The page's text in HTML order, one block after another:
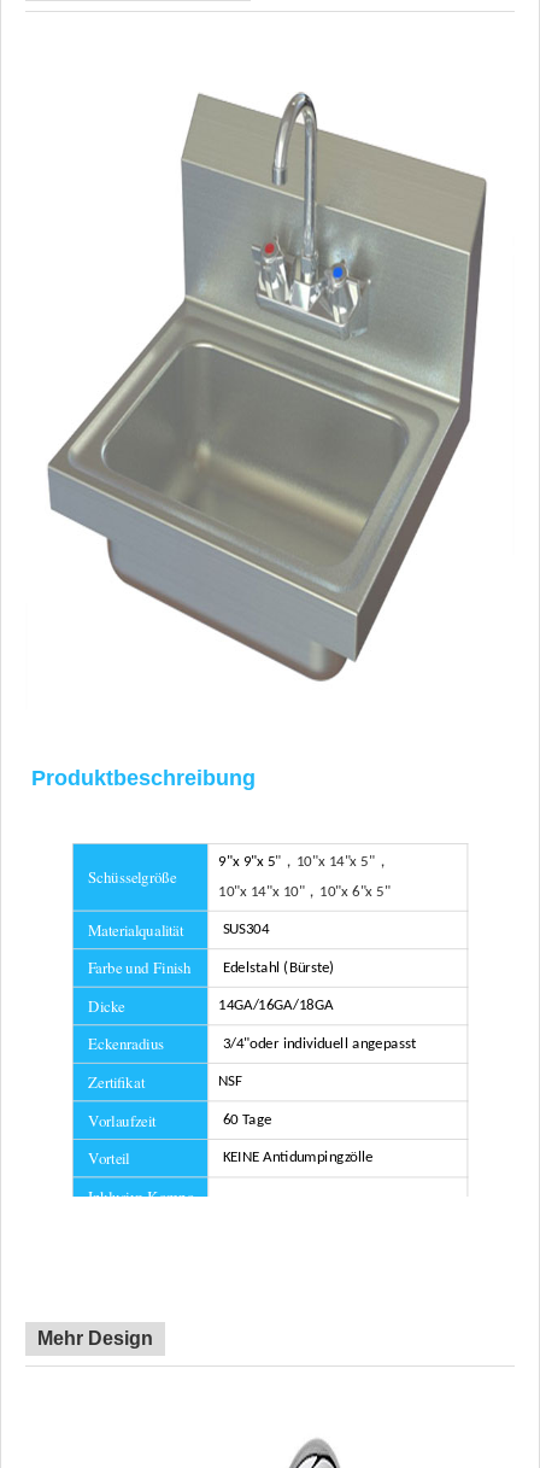
Produktbeschreibung
Schüsselgröße
9"x 9"x 5"， 10"x 14"x 5"，
10"x 14"x 10"， 10"x 6"x 5"
Materialqualität SUS304
Farbe und Finish Edelstahl (Bürste)
Dicke 14GA/16GA/18GA
Eckenradius 3/4"oder individuell angepasst
Zertifikat NSF
Vorlaufzeit 60 Tage
Vorteil KEINE Antidumpingzölle
Inklusive Kompo
Mehr Design